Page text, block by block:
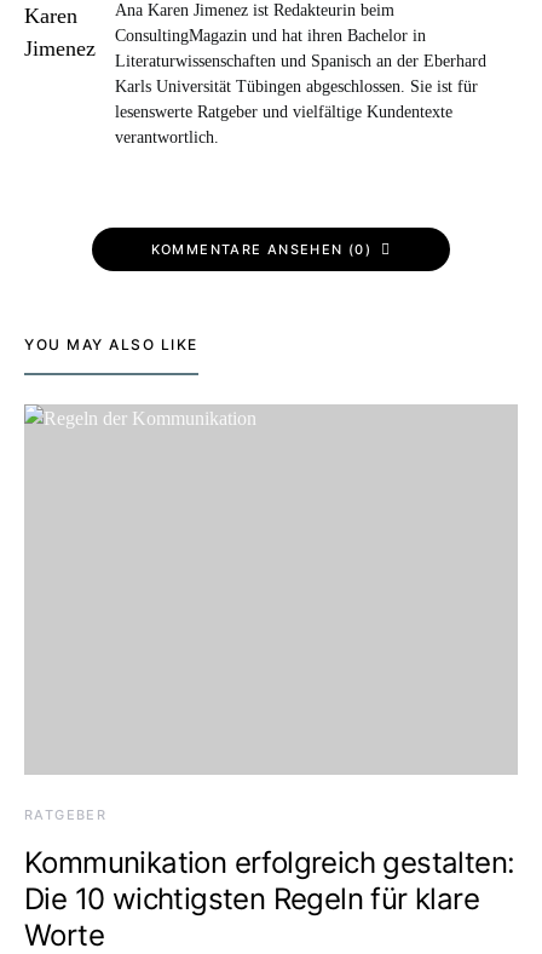
Ana Karen Jimenez ist Redakteurin beim
ConsultingMagazin und hat ihren Bachelor in
Literaturwissenschaften und Spanisch an der Eberhard
Karls Universität Tübingen abgeschlossen. Sie ist für
lesenswerte Ratgeber und vielfältige Kundentexte
verantwortlich.
KOMMENTARE ANSEHEN (0)
YOU MAY ALSO LIKE
RATGEBER
Kommunikation erfolgreich gestalten:
Die 10 wichtigsten Regeln für klare
Worte